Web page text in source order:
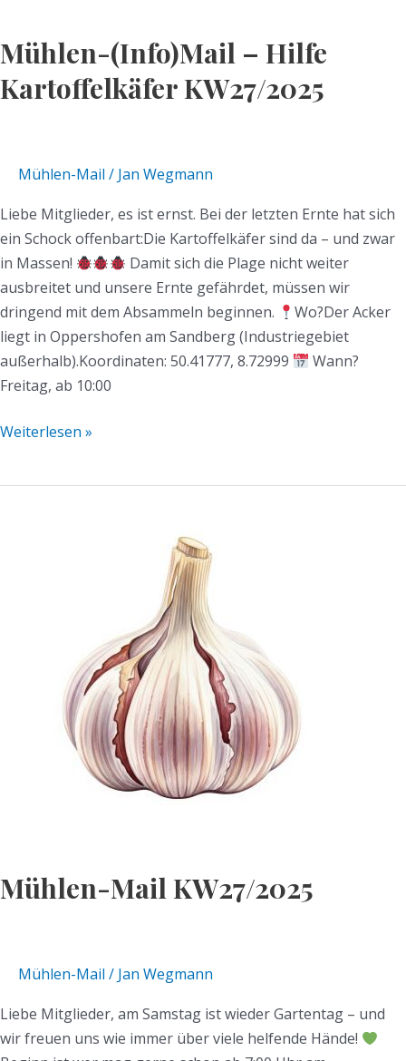
Mühlen-(Info)Mail – Hilfe
Kartoffelkäfer KW27/2025
Mühlen-Mail / Jan Wegmann
Liebe Mitglieder, es ist ernst. Bei der letzten Ernte hat sich
ein Schock offenbart:Die Kartoffelkäfer sind da – und zwar
in Massen!
Damit sich die Plage nicht weiter
ausbreitet und unsere Ernte gefährdet, müssen wir
dringend mit dem Absammeln beginnen.
Wo?Der Acker
liegt in Oppershofen am Sandberg (Industriegebiet
außerhalb).Koordinaten: 50.41777, 8.72999
Wann?
Freitag, ab 10:00
Weiterlesen »
Mühlen-Mail KW27/2025
Mühlen-Mail / Jan Wegmann
Liebe Mitglieder, am Samstag ist wieder Gartentag – und
wir freuen uns wie immer über viele helfende Hände!